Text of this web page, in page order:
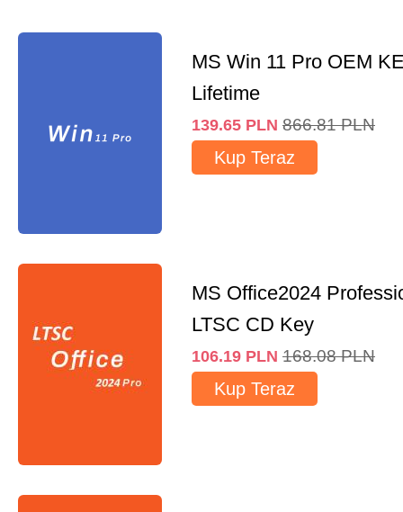
MS Win 11 Pro OEM
Lifetime
139.65 PLN 866.81 PLN
Kup Teraz
MS Office2024
LTSC CD Key
106.19 PLN 168.08 PLN
Kup Teraz